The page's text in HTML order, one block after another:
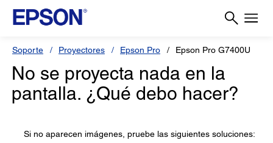
Soporte Proyectores Epson Pro Epson Pro G7400U
No se proyecta nada en la
pantalla. ¿Qué debo hacer?
Si no aparecen imágenes, pruebe las siguientes soluciones: